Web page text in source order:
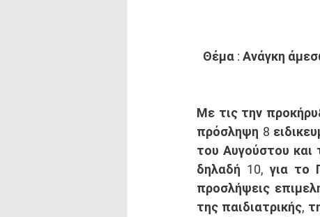
Θέμα : Ανάγκη
Με τις την
πρόσληψη 8
του Αυγούστου και
δηλαδή 10, για το
προσλήψεις
της παιδιατρικής,